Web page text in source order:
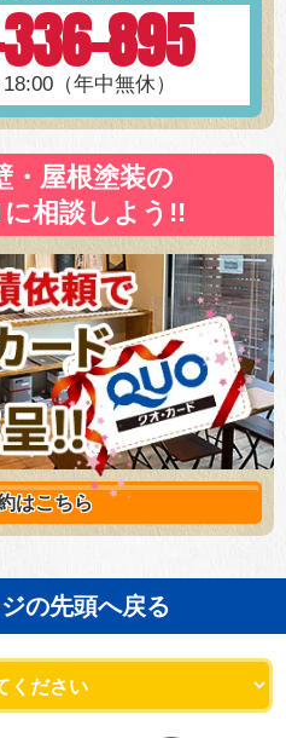
895
（年中無休）
・屋根塗装の
相談しよう!!
はこちら
の先頭へ戻る